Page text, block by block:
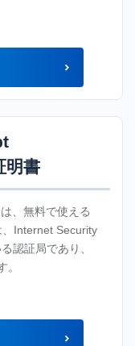
明書
、無料で使える
、Internet Security
認証局であり、